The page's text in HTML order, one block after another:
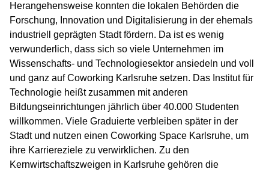
Herangehensweise konnten die lokalen Behörden die
Forschung, Innovation und Digitalisierung in der ehemals
industriell geprägten Stadt fördern. Da ist es wenig
verwunderlich, dass sich so viele Unternehmen im
Wissenschafts- und Technologiesektor ansiedeln und voll
und ganz auf Coworking Karlsruhe setzen. Das Institut für
Technologie heißt zusammen mit anderen
Bildungseinrichtungen jährlich über 40.000 Studenten
willkommen. Viele Graduierte verbleiben später in der
Stadt und nutzen einen Coworking Space Karlsruhe, um
ihre Karriereziele zu verwirklichen. Zu den
Kernwirtschaftszweigen in Karlsruhe gehören die